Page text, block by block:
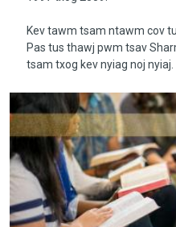
Kev tawm tsam ntawm cov
Pas tus thawj pwm tsav
tsam txog kev nyiag noj nyiaj.